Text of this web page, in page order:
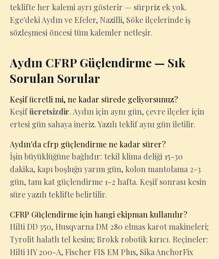
teklifte her kalemi ayrı gösterir — sürpriz ek yok.
Ege'deki Aydın ve Efeler, Nazilli, Söke ilçelerinde iş
sözleşmesi öncesi tüm kalemler netleşir.
Aydın CFRP Güçlendirme — Sık
Sorulan Sorular
Keşif ücretli mi, ne kadar sürede geliyorsunuz?
Keşifücretsizdir. Aydın için aynı gün, çevre ilçeler için
ertesi gün sahaya ineriz. Yazılı teklif aynı gün iletilir.
Aydın'da cfrp güçlendirme ne kadar sürer?
İşin büyüklüğüne bağlıdır: tekil klima deliği 15-30
dakika, kapı boşluğu yarım gün, kolon mantolama 2-3
gün, tam kat güçlendirme 1-2 hafta. Keşif sonrası kesin
süre yazılı teklifte belirtilir.
CFRP Güçlendirme için hangi ekipman kullanılır?
Hilti DD 350, Husqvarna DM 280 elmas karot makineleri;
Tyrolit halatlı tel kesim; Brokk robotik kırıcı. Reçineler:
Hilti HY 200-A, Fischer FIS EM Plus, Sika AnchorFix